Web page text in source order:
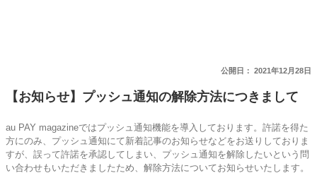
公開日： 2021年12月28日
【お知らせ】プッシュ通知の解除方法につきまして
au PAY magazineではプッシュ通知機能を導入しております。許諾を得た
方にのみ、プッシュ通知にて新着記事のお知らせなどをお送りしておりま
すが、誤って許諾を承認してしまい、プッシュ通知を解除したいという問
い合わせもいただきましたため、解除方法についてお知らせいたします。